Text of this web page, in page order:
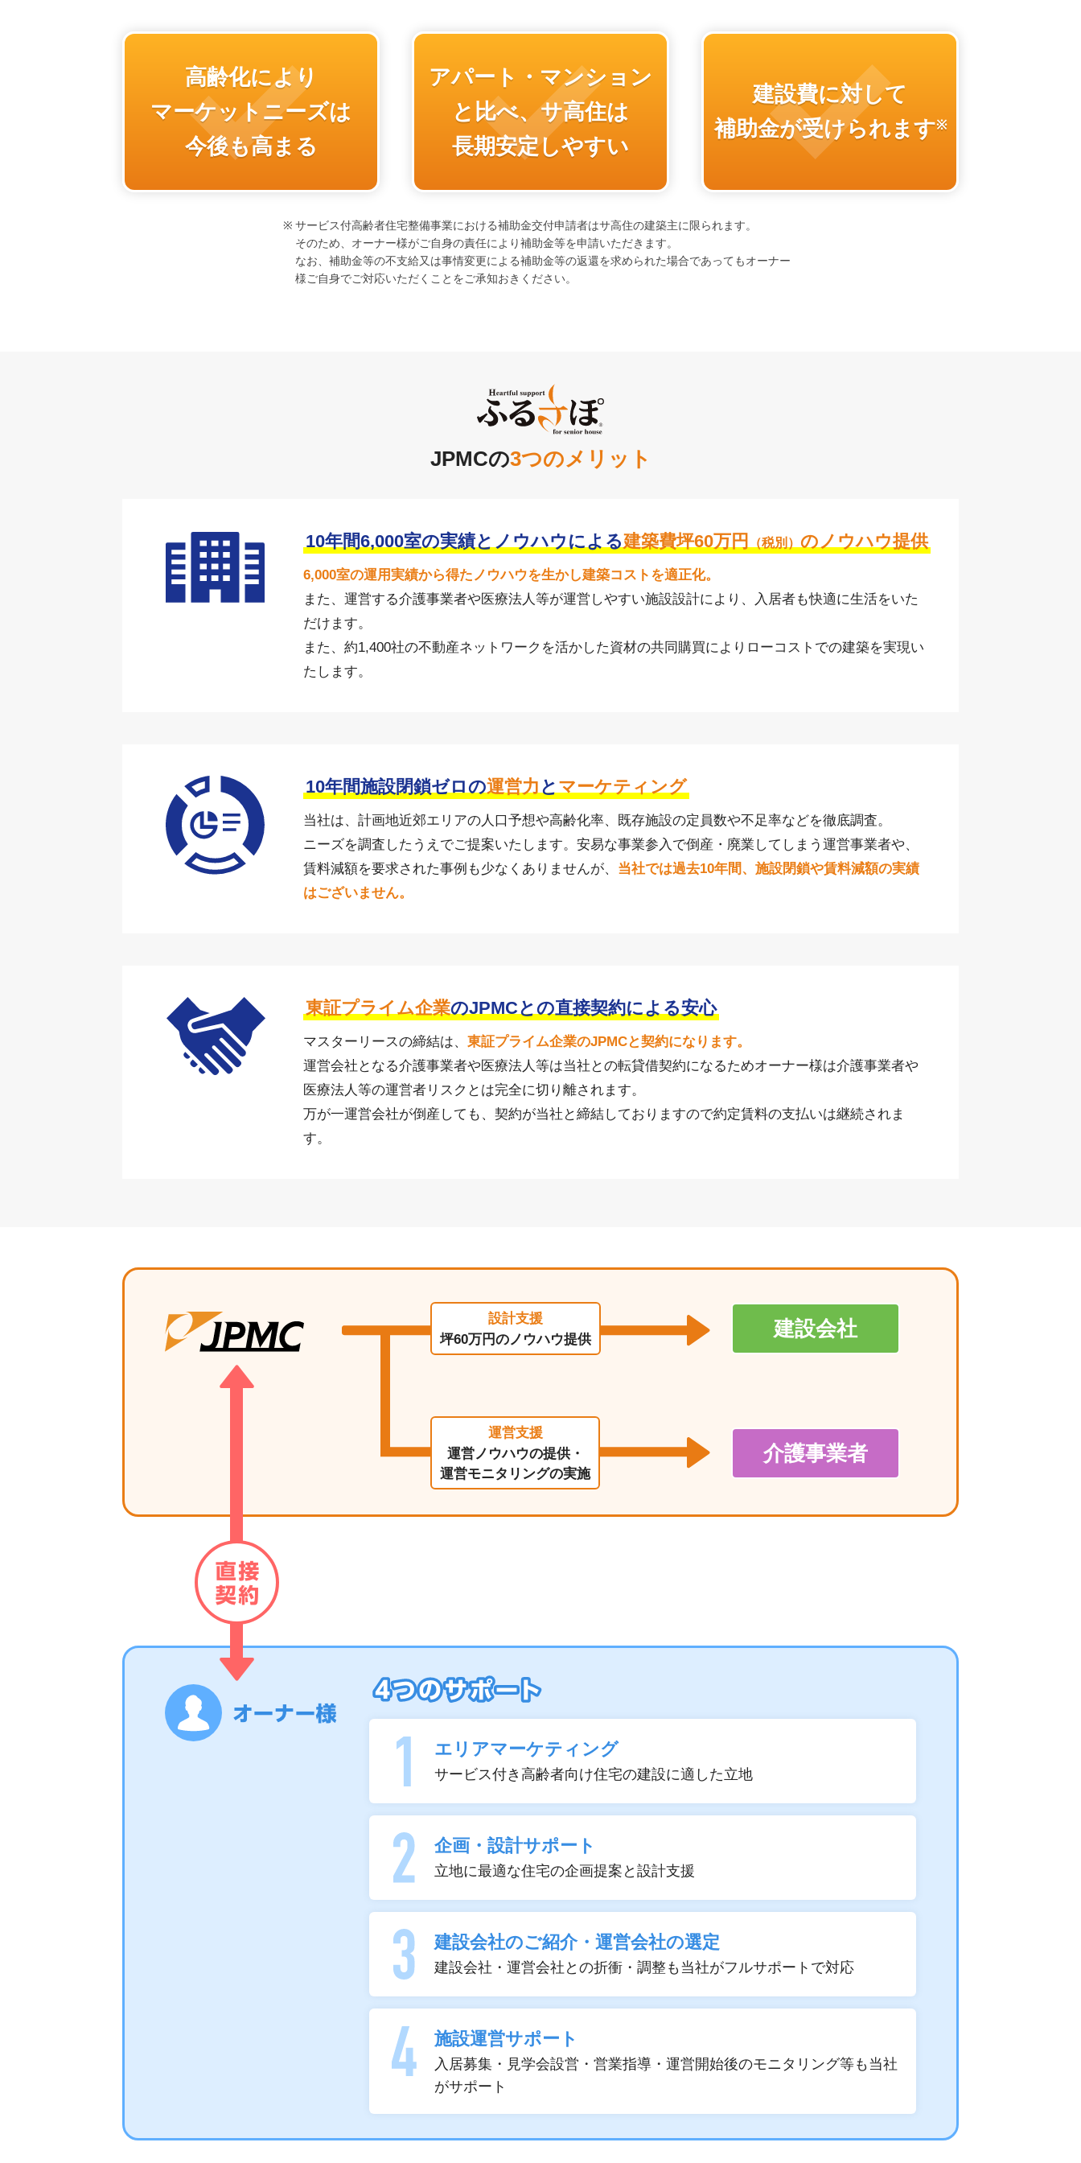
高齢化により
マーケットニーズは
今後も高まる
アパート・マンション
と比べ、サ高住は
長期安定しやすい
建設費に対して
補助金が受けられます※
サービス付高齢者住宅整備事業における補助金交付申請者はサ高住の建築主に限られます。
そのため、オーナー様がご自身の責任により補助金等を申請いただきます。
なお、補助金等の不支給又は事情変更による補助金等の返還を求められた場合であってもオーナー
様ご自身でご対応いただくことをご承知おきください。
JPMCの3つのメリット
10年間6,000室の実績とノウハウによる建築費坪60万円 （税別） のノウハウ提供
6,000室の運用実績から得たノウハウを生かし建築コストを適正化。
また、運営する介護事業者や医療法人等が運営しやすい施設設計により、入居者も快適に生活をいた
だけます。
また、約1,400社の不動産ネットワークを活かした資材の共同購買によりローコストでの建築を実現い
たします。
10年間施設閉鎖ゼロの運営力 と マーケティング
当社は、計画地近郊エリアの人口予想や高齢化率、既存施設の定員数や不足率などを徹底調査。
ニーズを調査したうえでご提案いたします。安易な事業参入で倒産・廃業してしまう運営事業者や、
賃料減額を要求された事例も少なくありませんが、 当社では過去10年間、施設閉鎖や賃料減額の実績
はございません。
東証プライム企業のJPMCとの直接契約による安心
マスターリースの締結は、 東証プライム企業のJPMCと契約になります。
運営会社となる介護事業者や医療法人等は当社との転貸借契約になるためオーナー様は介護事業者や
医療法人等の運営者リスクとは完全に切り離されます。
万が一運営会社が倒産しても、契約が当社と締結しておりますので約定賃料の支払いは継続されま
す。
設計支援
坪60万円のノウハウ提供
建設会社
運営支援
運営ノウハウの提供・
運営モニタリングの実施
介護事業者
エリアマーケティング
サービス付き高齢者向け住宅の建設に適した立地
企画・設計サポート
立地に最適な住宅の企画提案と設計支援
建設会社のご紹介・運営会社の選定
建設会社・運営会社との折衝・調整も当社がフルサポートで対応
施設運営サポート
入居募集・見学会設営・営業指導・運営開始後のモニタリング等も当社
がサポート